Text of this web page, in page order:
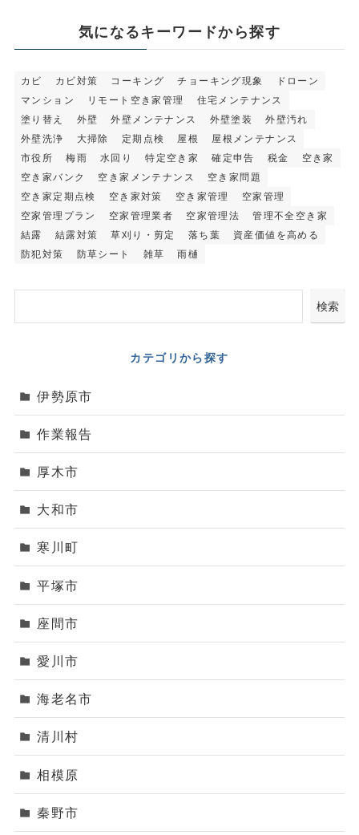
気になるキーワードから探す
カビ カビ対策 コーキング チョーキング現象
ドローン
マンション
リモート空き家管理
住宅メンテナンス
塗り替え
外壁 外壁メンテナンス 外壁塗装
外壁汚れ
外壁洗浄
大掃除 定期点検 屋根
屋根メンテナンス
市役所
梅雨 水回り 特定空き家 確定申告 税金
空き家
空き家バンク
空き家メンテナンス
空き家問題
空き家定期点検
空き家対策 空き家管理
空家管理
空家管理プラン
空家管理業者 空家管理法
管理不全空き家
結露
結露対策 草刈り・剪定 落ち葉
資産価値を高める
防犯対策
防草シート 雑草 雨樋
検索
カテゴリから探す
伊勢原市
作業報告
厚木市
大和市
寒川町
平塚市
座間市
愛川市
海老名市
清川村
相模原
秦野市